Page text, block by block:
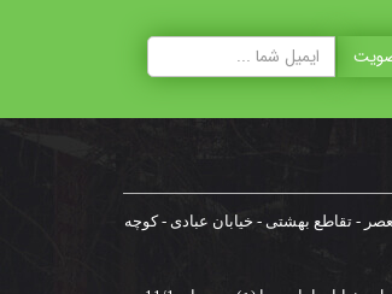
- تقاطع بهشتی - خیابان عبادی - کوچه